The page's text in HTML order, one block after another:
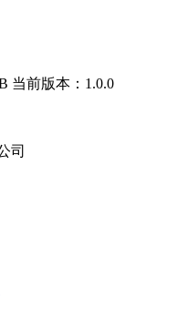
当前版本：1.0.0
司